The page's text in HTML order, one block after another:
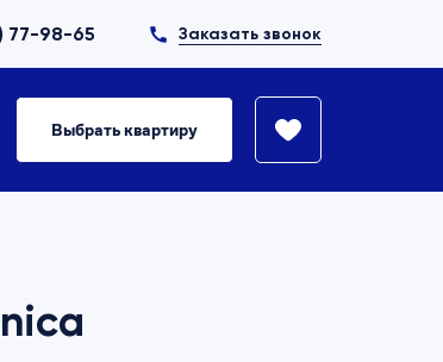
77-98-65 Заказать звонок
Выбрать квартиру